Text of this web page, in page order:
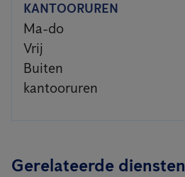
KANTOORUREN
Ma-do
Vrij
Buiten
kantooruren
Gerelateerde diensten